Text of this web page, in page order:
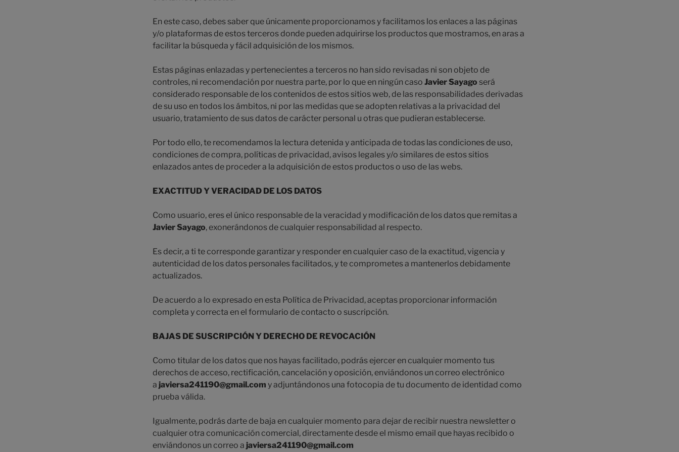
En este caso, debes saber que únicamente proporcionamos y facilitamos los enlaces a las páginas
y/o plataformas de estos terceros donde pueden adquirirse los productos que mostramos, en aras a
facilitar la búsqueda y fácil adquisición de los mismos.
Estas páginas enlazadas y pertenecientes a terceros no han sido revisadas ni son objeto de
controles, ni recomendación por nuestra parte, por lo que en ningún caso Javier Sayago será
considerado responsable de los contenidos de estos sitios web, de las responsabilidades derivadas
de su uso en todos los ámbitos, ni por las medidas que se adopten relativas a la privacidad del
usuario, tratamiento de sus datos de carácter personal u otras que pudieran establecerse.
Por todo ello, te recomendamos la lectura detenida y anticipada de todas las condiciones de uso,
condiciones de compra, políticas de privacidad, avisos legales y/o similares de estos sitios
enlazados antes de proceder a la adquisición de estos productos o uso de las webs.
EXACTITUD Y VERACIDAD DE LOS DATOS
Como usuario, eres el único responsable de la veracidad y modificación de los datos que remitas a
Javier Sayago, exonerándonos de cualquier responsabilidad al respecto.
Es decir, a ti te corresponde garantizar y responder en cualquier caso de la exactitud, vigencia y
autenticidad de los datos personales facilitados, y te comprometes a mantenerlos debidamente
actualizados.
De acuerdo a lo expresado en esta Política de Privacidad, aceptas proporcionar información
completa y correcta en el formulario de contacto o suscripción.
BAJAS DE SUSCRIPCIÓN Y DERECHO DE REVOCACIÓN
Como titular de los datos que nos hayas facilitado, podrás ejercer en cualquier momento tus
derechos de acceso, rectificación, cancelación y oposición, enviándonos un correo electrónico
a javiersa241190@gmail.com y adjuntándonos una fotocopia de tu documento de identidad como
prueba válida.
Igualmente, podrás darte de baja en cualquier momento para dejar de recibir nuestra newsletter o
cualquier otra comunicación comercial, directamente desde el mismo email que hayas recibido o
enviándonos un correo a javiersa241190@gmail.com